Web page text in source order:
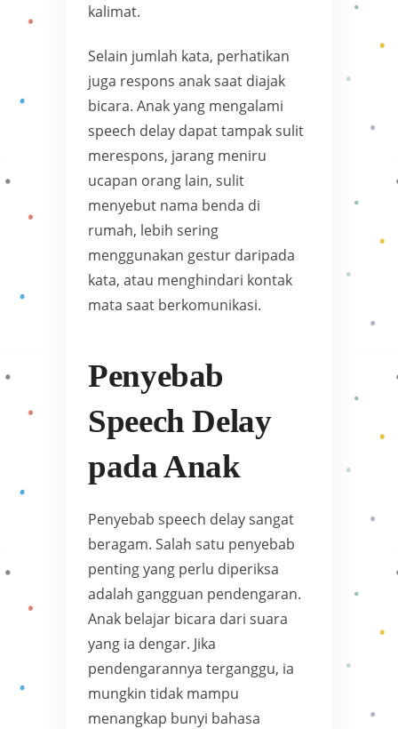
kalimat.
Selain jumlah kata, perhatikan
juga respons anak saat diajak
bicara. Anak yang mengalami
speech delay dapat tampak sulit
merespons, jarang meniru
ucapan orang lain, sulit
menyebut nama benda di
rumah, lebih sering
menggunakan gestur daripada
kata, atau menghindari kontak
mata saat berkomunikasi.
Penyebab
Speech Delay
pada Anak
Penyebab speech delay sangat
beragam. Salah satu penyebab
penting yang perlu diperiksa
adalah gangguan pendengaran.
Anak belajar bicara dari suara
yang ia dengar. Jika
pendengarannya terganggu, ia
mungkin tidak mampu
menangkap bunyi bahasa